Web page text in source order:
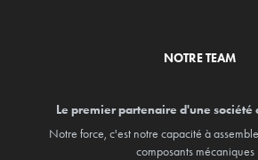
NOTRE TEAM
Le premier partenaire d'une société
Notre force, c'est notre capacité à
composants mécaniques :